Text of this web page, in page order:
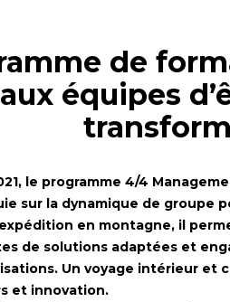
de
équipes
le programme 4/4
sur la dynamique de groupe
en montagne, il
de solutions adaptées et
Un voyage intérieur et
et innovation.